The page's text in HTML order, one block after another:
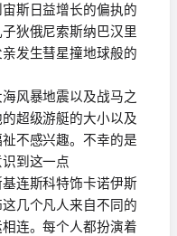
斯日益增长的偏执的
狄俄尼索斯纳巴汉里
发生彗星撞地球般的
风暴地震以及战马之
超级游艇的大小以及
不感兴趣。不幸的是
到这一点
连斯科特饰卡诺伊斯
几个凡人来自不同的
连。每个人都扮演着